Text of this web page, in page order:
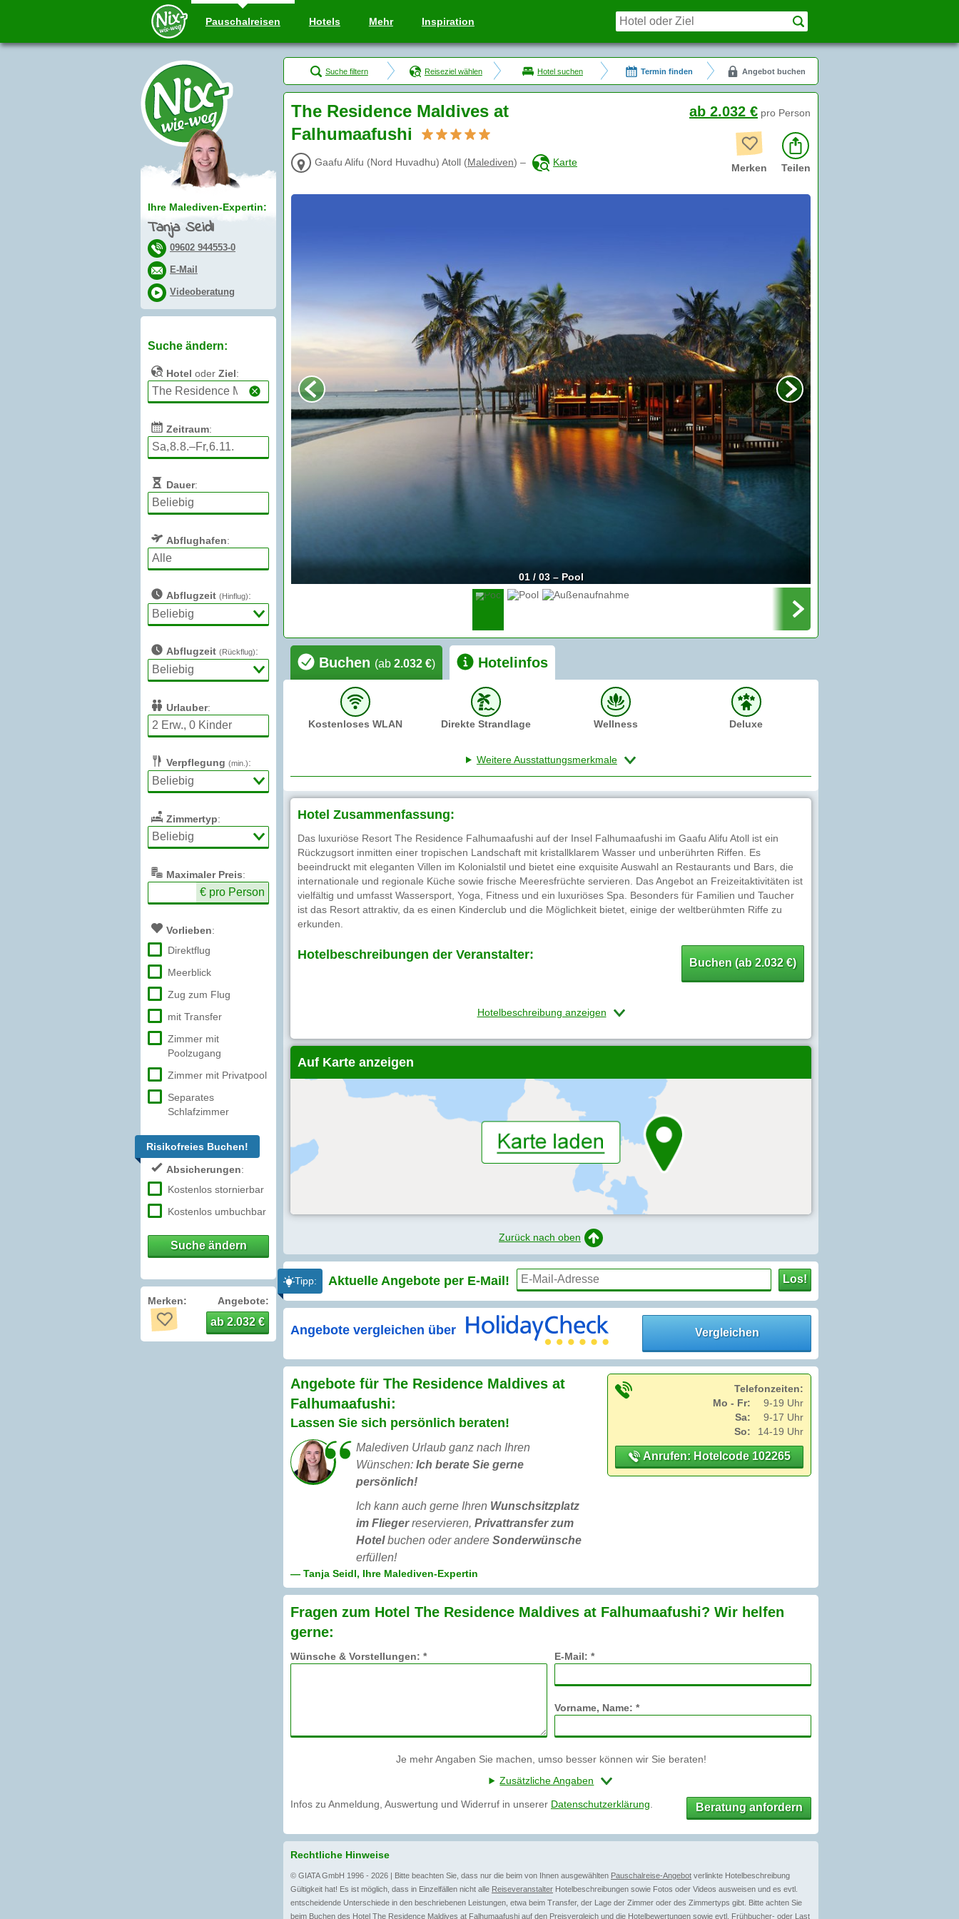
Pauschalreisen Hotels Mehr Inspiration
Ihre Malediven-Expertin:
Tanja Seidl
09602 944553-0
E-Mail
Videoberatung
Suche ändern:
Hotel oder Ziel:
Zeitraum:
Dauer:
Abflughafen:
Abflugzeit (Hinflug):
Abflugzeit (Rückflug):
Urlauber:
Verpflegung (min.):
Zimmertyp:
Maximaler Preis:
€ pro Person
Vorlieben:
Direktflug
Meerblick
Zug zum Flug
mit Transfer
Zimmer mit
Poolzugang
Zimmer mit Privatpool
Separates
Schlafzimmer
Risikofreies Buchen!
Absicherungen:
Kostenlos stornierbar
Kostenlos umbuchbar
Suche ändern
Merken: Angebote:
ab 2.032 €
Suche filtern Reiseziel wählen Hotel suchen Termin finden Angebot buchen
The Residence Maldives at
Falhumaafushi
Gaafu Alifu (Nord Huvadhu) Atoll (Malediven) – Karte
ab 2.032 € pro Person
Merken Teilen
01 / 03 – Pool
Buchen (ab 2.032 €) Hotelinfos
Kostenloses WLAN Direkte Strandlage Wellness Deluxe
Weitere Ausstattungsmerkmale
Hotel Zusammenfassung:
Das luxuriöse Resort The Residence Falhumaafushi auf der Insel Falhumaafushi im Gaafu Alifu Atoll ist ein
Rückzugsort inmitten einer tropischen Landschaft mit kristallklarem Wasser und unberührten Riffen. Es
beeindruckt mit eleganten Villen im Kolonialstil und bietet eine exquisite Auswahl an Restaurants und Bars, die
internationale und regionale Küche sowie frische Meeresfrüchte servieren. Das Angebot an Freizeitaktivitäten ist
vielfältig und umfasst Wassersport, Yoga, Fitness und ein luxuriöses Spa. Besonders für Familien und Taucher
ist das Resort attraktiv, da es einen Kinderclub und die Möglichkeit bietet, einige der weltberühmten Riffe zu
erkunden.
Hotelbeschreibungen der Veranstalter:
Buchen (ab 2.032 €)
Hotelbeschreibung anzeigen
Auf Karte anzeigen
Zurück nach oben
Tipp: Aktuelle Angebote per E-Mail! Los!
Angebote vergleichen über Vergleichen
Angebote für The Residence Maldives at
Falhumaafushi:
Lassen Sie sich persönlich beraten!
Malediven Urlaub ganz nach Ihren
Wünschen: Ich berate Sie gerne
persönlich!
Ich kann auch gerne Ihren Wunschsitzplatz
im Fliegerreservieren, Privattransfer zum
Hotelbuchen oder andere Sonderwünsche
erfüllen!
— Tanja Seidl, Ihre Malediven-Expertin
Telefonzeiten:
Mo - Fr:
9-19 Uhr
Sa:
9-17 Uhr
So:
14-19 Uhr
Anrufen: Hotelcode 102265
Fragen zum Hotel The Residence Maldives at Falhumaafushi? Wir helfen
gerne:
Wünsche & Vorstellungen: * E-Mail: *
Vorname, Name: *
Je mehr Angaben Sie machen, umso besser können wir Sie beraten!
Zusätzliche Angaben
Infos zu Anmeldung, Auswertung und Widerruf in unserer Datenschutzerklärung Beratung anfordern
Rechtliche Hinweise
© GIATA GmbH 1996 - 2026 | Bitte beachten Sie, dass nur die beim von Ihnen ausgewählten Pauschalreise-Angebot verlinkte Hotelbeschreibung
Gültigkeit hat! Es ist möglich, dass in Einzelfällen nicht alle Reiseveranstalter Hotelbeschreibungen sowie Fotos oder Videos ausweisen und es evtl.
entscheidende Unterschiede in den beschriebenen Leistungen, etwa beim Transfer, der Lage der Zimmer oder des Zimmertyps gibt. Bitte achten Sie
beim Buchen des Hotel The Residence Maldives at Falhumaafushi auf den Preisvergleich und die Hotelbewertungen sowie evtl. Frühbucher- oder Last